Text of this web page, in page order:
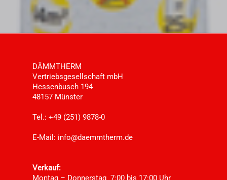
DÄMMTHERM
Vertriebsgesellschaft mbH
Hessenbusch 194
48157 Münster
Tel.: +49 (251) 9878-0
E-Mail: info@daemmtherm.de
Verkauf:
Montag – Donnerstag 7:00 bis 17:00 Uhr